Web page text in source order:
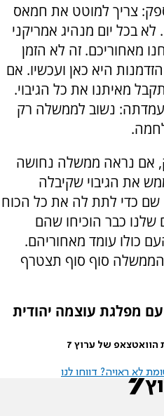
צריך למוטט את חמאס
בכל יום מנהיג אמריקני
מאחוריכם. זה לא הזמן
היא כאן ועכשיו. אם
מאיתנו את כל הגיבוי.
נשוב לממשלה רק
אם נראה ממשלה נחושה
את הגיבוי שקיבלה
שם כדי לתת לה את כל הכוח
כבר הוכיחו שהם
כולו עומד מאחוריהם.
סוף סוף תצטרף
מפלגת עוצמה יהודית
של ערוץ 7
לא ראויה? דווחו לנו